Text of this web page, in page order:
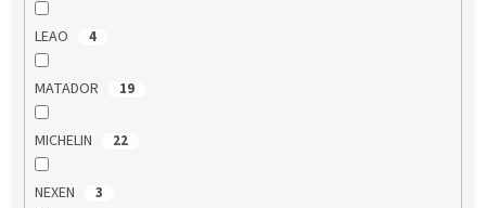
LEAO 4
MATADOR 19
MICHELIN 22
NEXEN 3